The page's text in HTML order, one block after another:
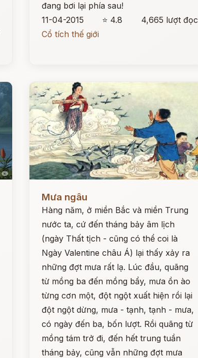
đang bơi lại phía sau!
11-04-2015
⭐ 4.8
4,665 lượt đọc
Cổ tích thế giới
Mưa ngâu
Hàng năm, ở miền Bắc và miền Trung
nước ta, cứ đến tháng bảy âm lịch
(ngày Thất tịch - cũng có thể coi là
Ngày Valentine châu Á) lại thấy xảy ra
những đợt mưa rất lạ. Lúc đầu, quãng
từ mồng ba đến mồng bẩy, mưa ồn ào
từng cơn một, đột ngột xuất hiện rồi lại
đột ngột dừng, mưa - tạnh, tạnh - mưa,
có ngày đến ba, bốn lượt. Rồi quãng từ
mồng tám trở đi, đến hết trung tuần
tháng bảy, cũng vẫn những đợt mưa